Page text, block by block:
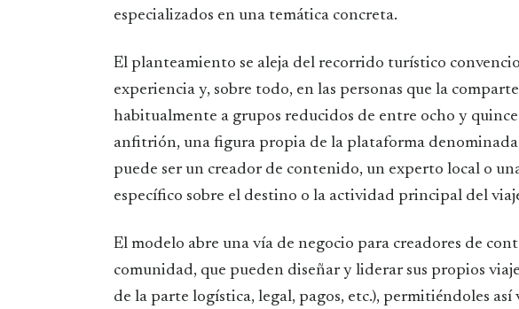
especializados en una temática concreta.
El planteamiento se aleja del recorrido turístico
experiencia y, sobre todo, en las personas que la
habitualmente a grupos reducidos de entre ocho y
anfitrión, una figura propia de la plataforma
puede ser un creador de contenido, un experto local o
específico sobre el destino o la actividad principal del
El modelo abre una vía de negocio para creadores de
comunidad, que pueden diseñar y liderar sus propios
de la parte logística, legal, pagos, etc.), permitiéndoles